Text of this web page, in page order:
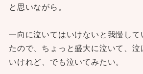
と思いながら。
一向に泣いてはいけないと我慢して
たので、ちょっと盛大に泣いて、
いけれど、でも泣いてみたい。